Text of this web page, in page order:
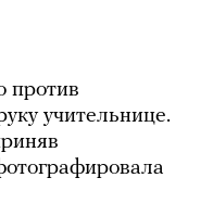
против
учительнице.